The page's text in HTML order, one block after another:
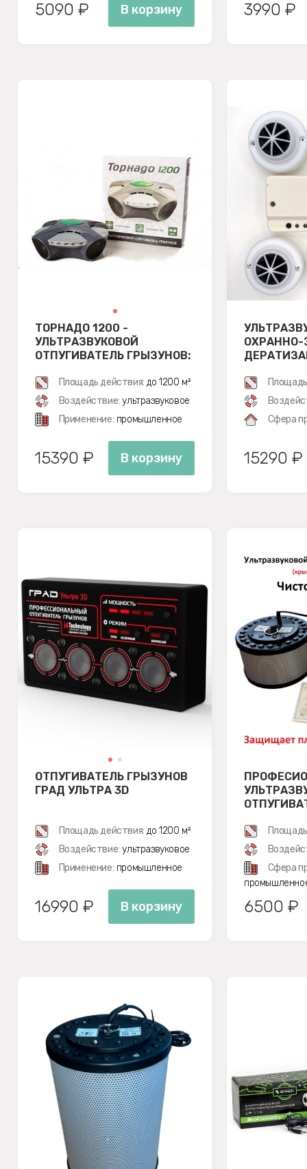
5090 ₽ В корзину 3990 ₽
ТОРНАДО 1200 -
УЛЬТРАЗВУКОВОЙ
ОТПУГИВАТЕЛЬ ГРЫЗУНОВ:
Площадь действия: до 1200 м²
Воздействие: ультразвуковое
Применение: промышленное
15390 ₽ В корзину
Сфера
15290 ₽
ОТПУГИВАТЕЛЬ ГРЫЗУНОВ
ГРАД УЛЬТРА 3D
Площадь действия: до 1200 м²
Воздействие: ультразвуковое
Применение: промышленное
16990 ₽ В корзину
Сфера
6500 ₽